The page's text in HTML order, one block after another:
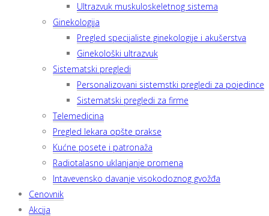
Ultrazvuk muskuloskeletnog sistema
Ginekologija
Pregled specijaliste ginekologije i akušerstva
Ginekološki ultrazvuk
Sistematski pregledi
Personalizovani sistemstki pregledi za pojedince
Sistematski pregledi za firme
Telemedicina
Pregled lekara opšte prakse
Kućne posete i patronaža
Radiotalasno uklanjanje promena
Intavevensko davanje visokodoznog gvožđa
Cenovnik
Akcija